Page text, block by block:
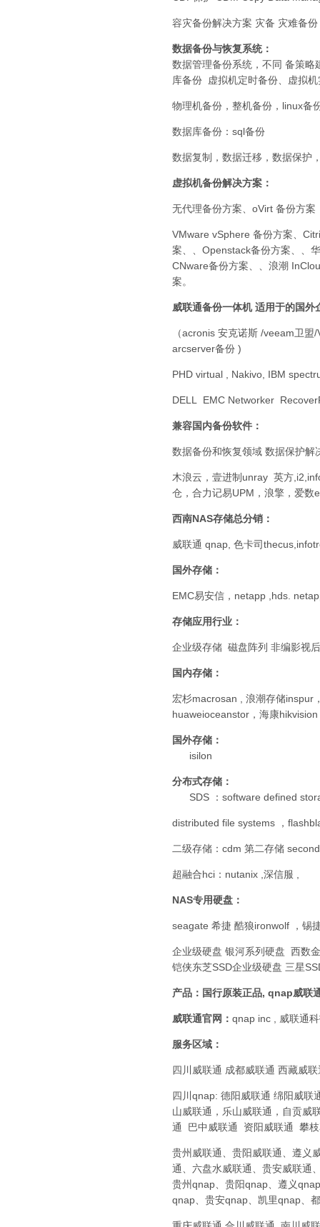
容灾备份解决方案 灾备 灾难备
数据备份与恢复系统：
数据管理备份系统，不同 备策
库备份 虚拟机定时备份、虚拟
物理机备份，整机备份，linux备
数据库备份：sql备份
数据复制，数据迁移，数据保护
虚拟机备份解决方案：
无代理备份方案、oVirt 备份方
VMware vSphere 备份方案、
案、、Openstack备份方案、、
CNware备份方案、、浪潮
案。
威联通备份一体机 适用于的国外
（acronis 安克诺斯 /veeam卫
arcserver备份 )
PHD virtual , Nakivo, IBM
DELL EMC Networker
兼容国内备份软件：
数据备份和恢复领域 数据保护解
木浪云，壹进制unray 英方
仓，合力记易UPM，浪擎，爱
西南NAS存储总分销：
威联通 qnap, 色卡司
国外存储：
EMC易安信，netapp ,hds.
存储应用行业：
企业级存储 磁盘阵列 非编影视
国内存储：
宏杉macrosan , 浪潮存储inspur
huaweioceanstor，海康
国外存储：
isilon
分布式存储：
SDS ：software defined
distributed file systems ，
二级存储：cdm 第二存储
超融合hci：nutanix ,深信服 ,
NAS专用硬盘：
seagate 希捷 酷狼ironwolf ，锡
企业级硬盘 银河系列硬盘 西数
铠侠东芝SSD企业级硬盘 三星
产品：国行原装正品, qnap威联
威联通官网： qnap inc , 威联通
服务区域：
四川威联通 成都威联通 西藏威
四川qnap: 德阳威联通 绵阳威联
山威联通，乐山威联通，自贡
通 巴中威联通 资阳威联通 攀
贵州威联通、贵阳威联通、遵义
通、六盘水威联通、贵安威联通
贵州qnap、贵阳qnap、遵义
qnap、贵安qnap、凯里qnap、